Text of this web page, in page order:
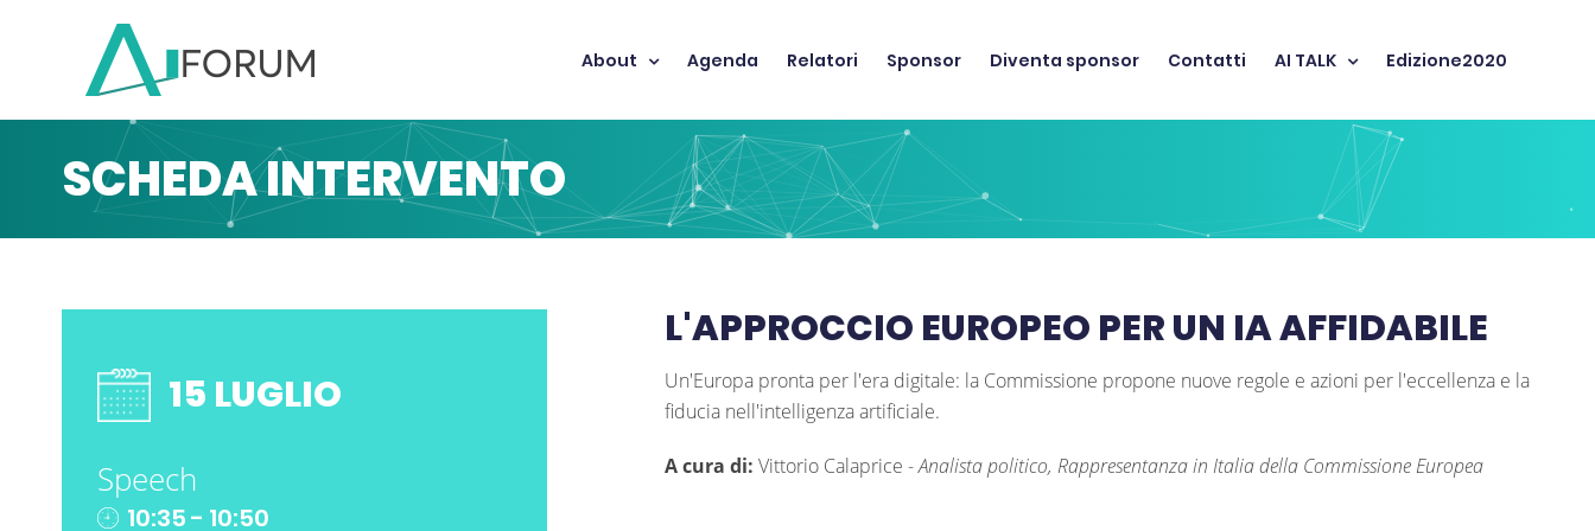
About Agenda Relatori Sponsor Diventa sponsor Contatti AI TALK Edizione2020
SCHEDA INTERVENTO
15 LUGLIO
Speech
10:35 - 10:50
L'APPROCCIO EUROPEO PER UN IA AFFIDABILE
Un'Europa pronta per l'era digitale: la Commissione propone nuove regole e azioni per l'eccellenza e la
fiducia nell'intelligenza artificiale.
A cura di: Vittorio Calaprice -Analista politico, Rappresentanza in Italia della Commissione Europea